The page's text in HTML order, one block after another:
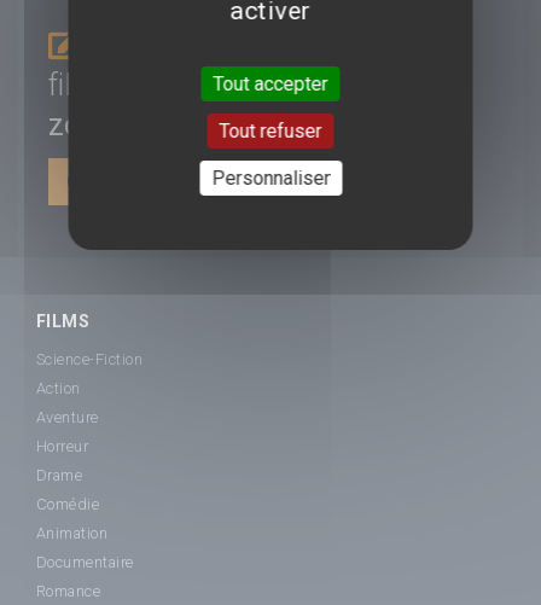
film
La femme du gardien de
zoo
CONNEXION | INSCRIPTION
FILMS
Science-Fiction
Action
Aventure
Horreur
Drame
Comédie
Animation
Documentaire
Romance
activer
Tout accepter
Tout refuser
Personnaliser